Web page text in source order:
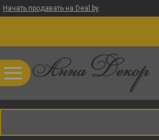
Начать продавать на Deal.by